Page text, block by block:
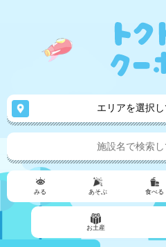
エリアを選択
みる あそぶ 食べる
お土産